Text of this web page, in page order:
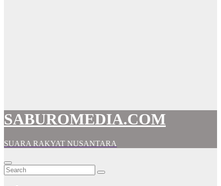
SABUROMEDIA.COM
SUARA RAKYAT NUSANTARA